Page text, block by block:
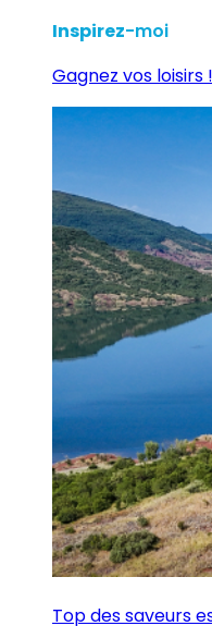
Inspirez-moi
Gagnez vos loisirs !
Top des saveurs